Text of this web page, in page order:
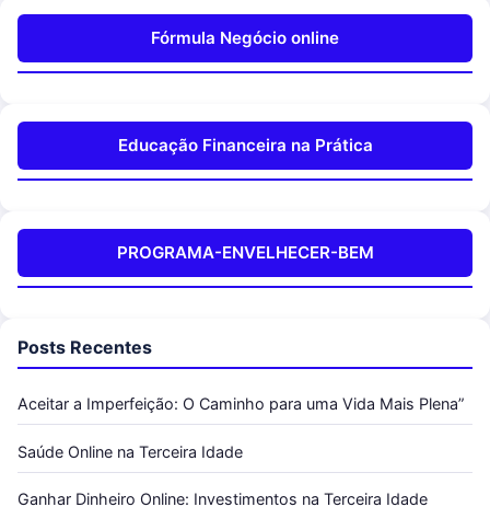
Fórmula Negócio online
Educação Financeira na Prática
PROGRAMA-ENVELHECER-BEM
Posts Recentes
Aceitar a Imperfeição: O Caminho para uma Vida Mais Plena”
Saúde Online na Terceira Idade
Ganhar Dinheiro Online: Investimentos na Terceira Idade